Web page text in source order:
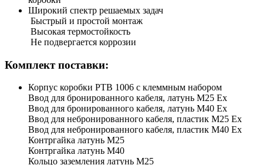
Широкий спектр решаемых задач
Быстрый и простой монтаж
Высокая термостойкость
Не подвергается коррозии
Комплект поставки:
Корпус коробки РТВ 1006 с клеммным набором
Ввод для бронированного кабеля, латунь М25 Ех
Ввод для бронированного кабеля, латунь М40 Ех
Ввод для небронированного кабеля, пластик М25 Ех
Ввод для небронированного кабеля, пластик М40 Ех
Контргайка латунь М25
Контргайка латунь М40
Кольцо заземления латунь М25